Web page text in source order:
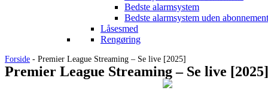
Bedste alarmsystem
Bedste alarmsystem uden abonnement
Låsesmed
Rengøring
Forside - Premier League Streaming – Se live [2025]
Premier League Streaming – Se live [2025]